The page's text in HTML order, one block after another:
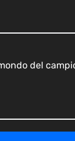
del